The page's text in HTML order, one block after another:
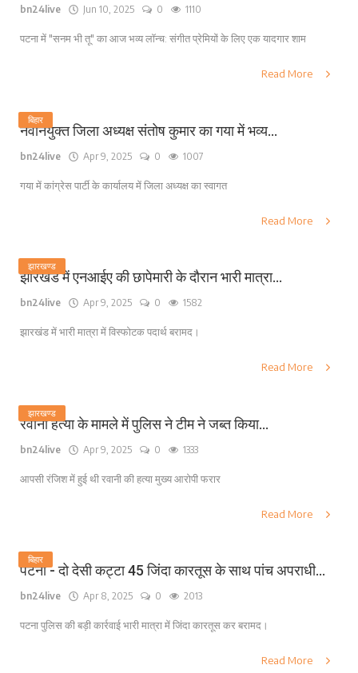
bn24live Jun 10, 2025 0 1110
पटना में "सनम भी तू" का आज भव्य लॉन्च: संगीत प्रेमियों के लिए एक यादगार शाम
Read More
बिहार
नवनियुक्त जिला अध्यक्ष संतोष कुमार का गया में भव्य...
bn24live Apr 9, 2025 0 1007
गया में कांग्रेस पार्टी के कार्यालय में जिला अध्यक्ष का स्वागत
Read More
झारखण्ड
झारखंड में एनआईए की छापेमारी के दौरान भारी मात्रा...
bn24live Apr 9, 2025 0 1582
झारखंड में भारी मात्रा में विस्फोटक पदार्थ बरामद।
Read More
झारखण्ड
रवानी हत्या के मामले में पुलिस ने टीम ने जब्त किया...
bn24live Apr 9, 2025 0 1333
आपसी रंजिश में हुई थी रवानी की हत्या मुख्य आरोपी फरार
Read More
बिहार
पटना - दो देसी कट्टा 45 जिंदा कारतूस के साथ पांच अपराधी...
bn24live Apr 8, 2025 0 2013
पटना पुलिस की बड़ी कार्रवाई भारी मात्रा में जिंदा कारतूस कर बरामद।
Read More